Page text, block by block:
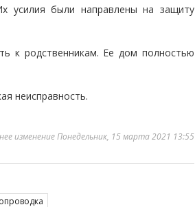
усилия были направлены на защиту
к родственникам. Ее дом полностью
неисправность.
изменение Понедельник, 15 марта 2021 13:55